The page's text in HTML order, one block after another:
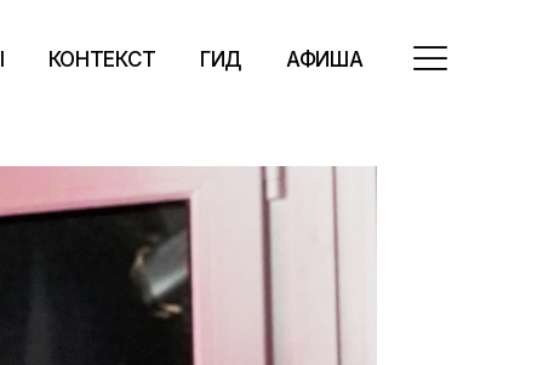
КОНТЕКСТ ГИД АФИША